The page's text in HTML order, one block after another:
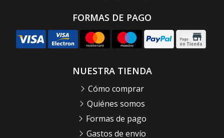
FORMAS DE PAGO
NUESTRA TIENDA
Cómo comprar
Quiénes somos
Formas de pago
Gastos de envío